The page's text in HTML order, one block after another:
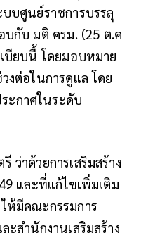
บศูนย์ราชการบรรลุ
บกับ มติ ครม. (25 ต.ค
บียบนี้ โดยมอบหมาย
งต่อในการดูแล โดย
ะกาศในระดับ
ว่าด้วยการเสริมสร้าง
และที่แก้ไขเพิ่มเติม
ห้มีคณะกรรมการ
สำนักงานเสริมสร้าง